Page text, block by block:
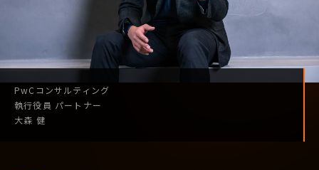
PwCコンサルティング
執行役員 パートナー
大森 健